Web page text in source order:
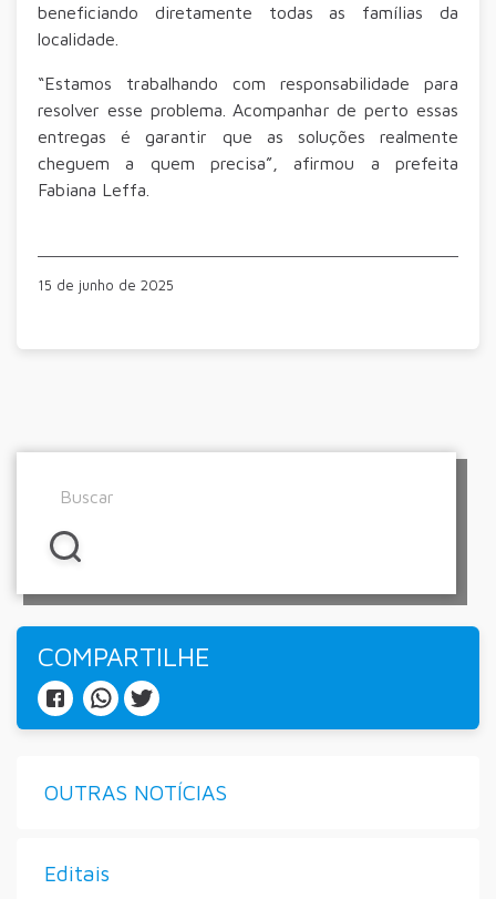
beneficiando diretamente todas as famílias da
localidade.
“Estamos trabalhando com responsabilidade para
resolver esse problema. Acompanhar de perto essas
entregas é garantir que as soluções realmente
cheguem a quem precisa”, afirmou a prefeita
Fabiana Leffa.
15 de junho de 2025
COMPARTILHE
OUTRAS NOTÍCIAS
Editais